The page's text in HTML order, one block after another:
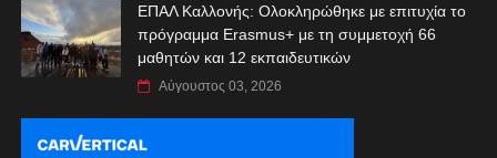
ΕΠΑΛ Καλλονής: Ολοκληρώθηκε με επιτυχία το
πρόγραμμα Erasmus+ με τη συμμετοχή 66
μαθητών και 12 εκπαιδευτικών
Αύγουστος 03, 2026